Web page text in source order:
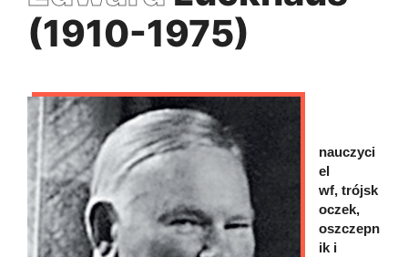
(1910-1975)
nauczyci
el
wf, trójsk
oczek,
oszczepn
ik i